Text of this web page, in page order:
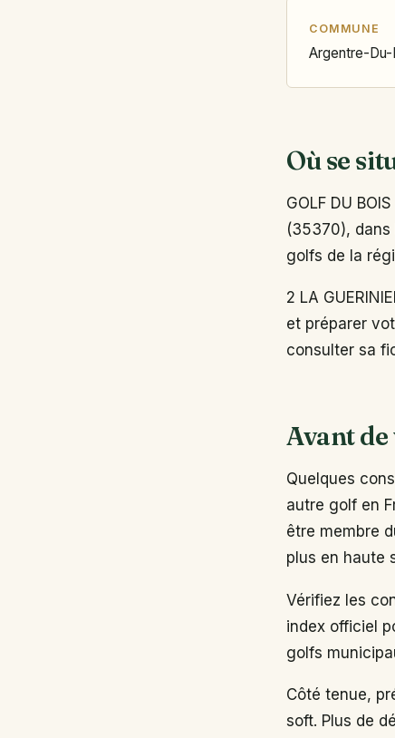
COMMUNE
Argentre-Du-
Où se
GOLF DU
(35370),
golfs de la
2 LA
et préparer
consulter sa
Avant
Quelques
autre golf en
être membre
plus en haute
Vérifiez les
index officiel
golfs
Côté tenue,
soft. Plus de